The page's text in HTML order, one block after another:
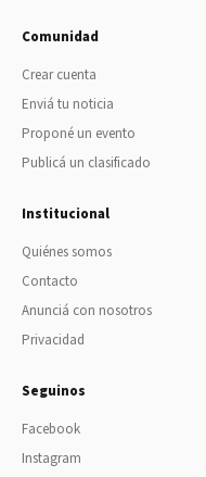
Comunidad
Crear cuenta
Enviá tu noticia
Proponé un evento
Publicá un clasificado
Institucional
Quiénes somos
Contacto
Anunciá con nosotros
Privacidad
Seguinos
Facebook
Instagram